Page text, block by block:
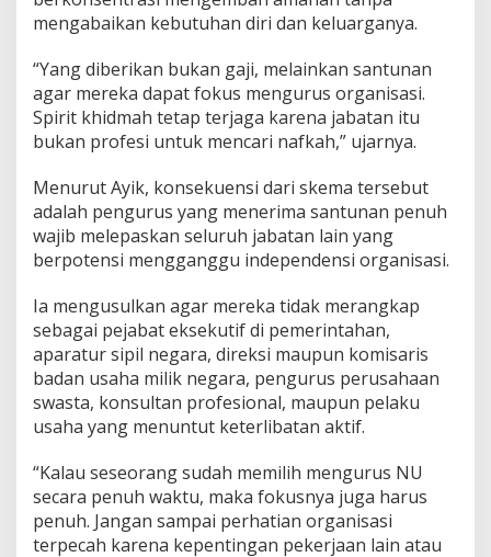
mengabaikan kebutuhan diri dan keluarganya.
“Yang diberikan bukan gaji, melainkan santunan
agar mereka dapat fokus mengurus organisasi.
Spirit khidmah tetap terjaga karena jabatan itu
bukan profesi untuk mencari nafkah,” ujarnya.
Menurut Ayik, konsekuensi dari skema tersebut
adalah pengurus yang menerima santunan penuh
wajib melepaskan seluruh jabatan lain yang
berpotensi mengganggu independensi organisasi.
Ia mengusulkan agar mereka tidak merangkap
sebagai pejabat eksekutif di pemerintahan,
aparatur sipil negara, direksi maupun komisaris
badan usaha milik negara, pengurus perusahaan
swasta, konsultan profesional, maupun pelaku
usaha yang menuntut keterlibatan aktif.
“Kalau seseorang sudah memilih mengurus NU
secara penuh waktu, maka fokusnya juga harus
penuh. Jangan sampai perhatian organisasi
terpecah karena kepentingan pekerjaan lain atau